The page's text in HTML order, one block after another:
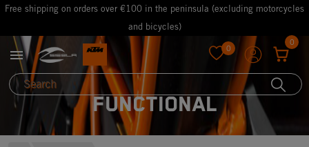
Free shipping on orders over €100 in the peninsula (excluding motorcycles
and bicycles)
 0
0
FUNCTIONAL